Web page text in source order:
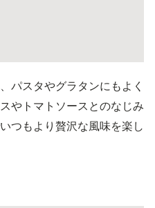
パスタやグラタンにもよく
やトマトソースとのなじみ
つもより贅沢な風味を楽し